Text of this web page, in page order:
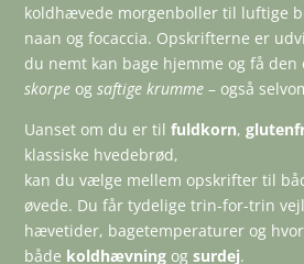
koldhævede morgenboller til luftige
naan og focaccia. Opskrifterne er
du nemt kan bage hjemme og få
skorpe ogsaftige krumme – også
Uanset om du er tilfuldkorn,
klassiske hvedebrød,
kan du vælge mellem opskrifter til
øvede. Du får tydelige trin-for-trin
hævetider, bagetemperaturer og
både koldhævning ogsurdej.